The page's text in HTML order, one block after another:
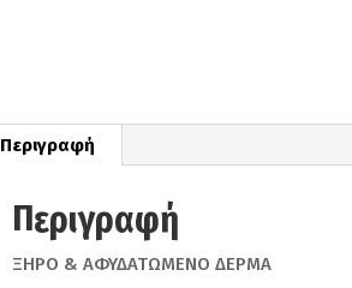
Περιγραφή
Περιγραφή
ΞΗΡΟ & ΑΦΥΔΑΤΩΜΕΝΟ ΔΕΡΜΑ